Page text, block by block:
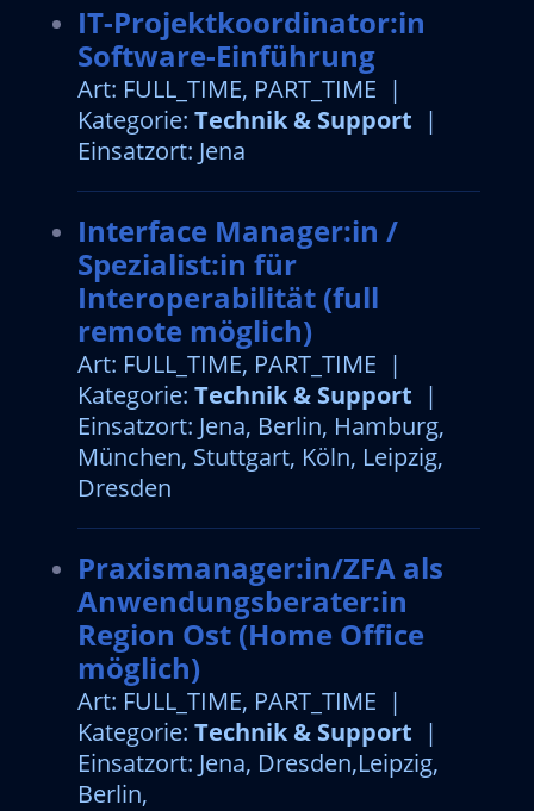
IT-Projektkoordinator:in
Software-Einführung
Art: FULL_TIME, PART_TIME |
Kategorie: Technik & Support |
Einsatzort: Jena
Interface Manager:in /
Spezialist:in für
Interoperabilität (full
remote möglich)
Art: FULL_TIME, PART_TIME |
Kategorie: Technik & Support |
Einsatzort: Jena, Berlin, Hamburg,
München, Stuttgart, Köln, Leipzig,
Dresden
Praxismanager:in/ZFA als
Anwendungsberater:in
Region Ost (Home Office
möglich)
Art: FULL_TIME, PART_TIME |
Kategorie: Technik & Support |
Einsatzort: Jena, Dresden,Leipzig,
Berlin,